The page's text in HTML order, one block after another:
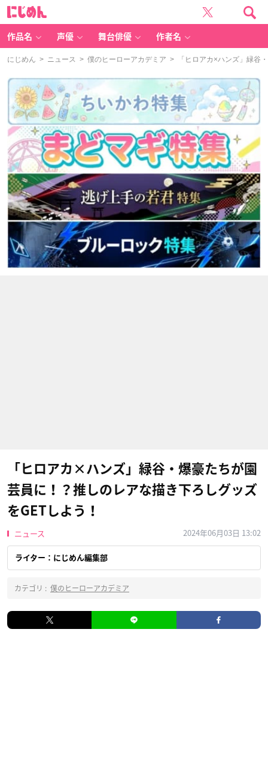
作品名 声優 舞台俳優 作者名
にじめん > ニュース > 僕のヒーローアカデミア > 「ヒロアカ×ハンズ」緑谷
「ヒロアカ×ハンズ」緑谷・爆豪たちが園
芸員に！？推しのレアな描き下ろしグッズ
をGETしよう！
ニュース 2024年06月03日 13:02
ライター：にじめん編集部
カテゴリ : 僕のヒーローアカデミア